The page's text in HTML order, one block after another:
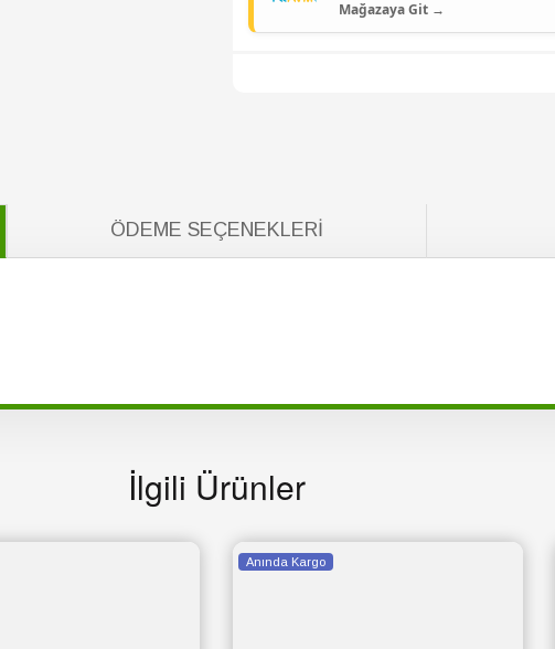
Mağazaya Git →
ÖDEME SEÇENEKLERI
İlgili Ürünler
Anında Kargo